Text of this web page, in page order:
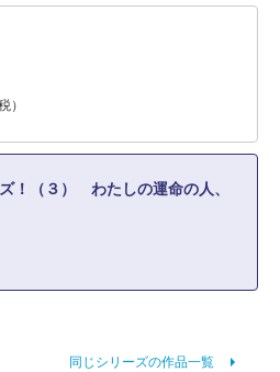
）
！（３） わたしの運命の人、
同じシリーズの作品一覧